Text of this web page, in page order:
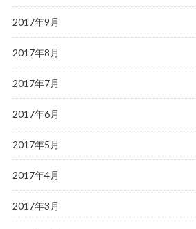
2017年9月
2017年8月
2017年7月
2017年6月
2017年5月
2017年4月
2017年3月